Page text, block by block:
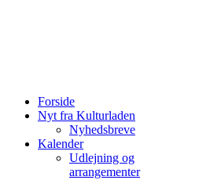
Forside
Nyt fra Kulturladen
Nyhedsbreve
Kalender
Udlejning og
arrangementer